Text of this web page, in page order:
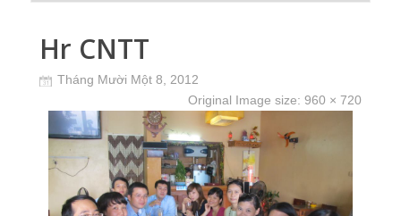
Hr CNTT
Tháng Mười Một 8, 2012
Original Image size: 960 × 720